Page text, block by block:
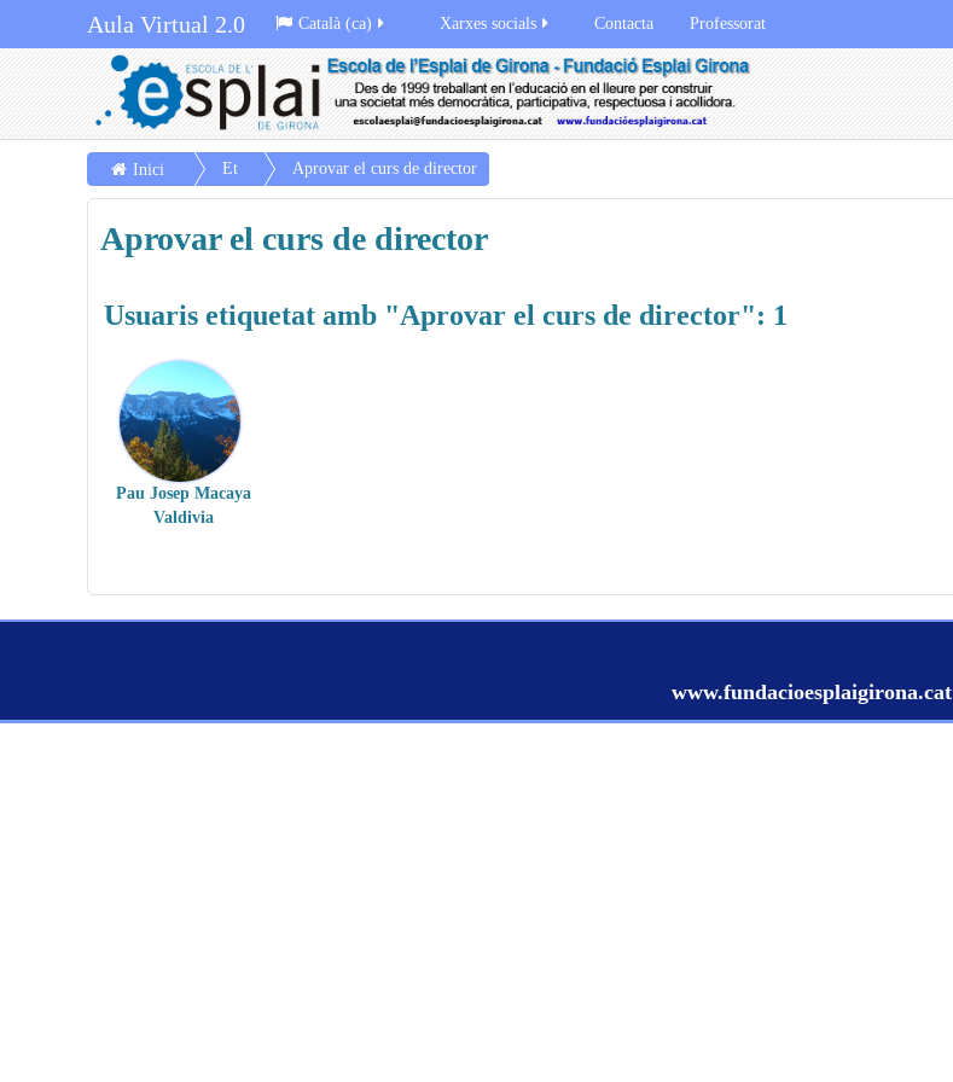
Aula Virtual 2.0 Català (ca) Xarxes socials Contacta Professorat
Inici
Et
iq
ue
s
Aprovar el curs de director
Aprovar el curs de director
Usuaris etiquetat amb "Aprovar el curs de director": 1
Pau Josep Macaya
Valdivia
www.fundacioesplaigirona.cat